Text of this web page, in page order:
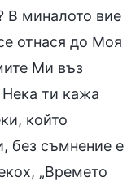
В миналото вие
отнася до Моя
Ми въз
Нека ти кажа
който
без съмнение е
„Времето